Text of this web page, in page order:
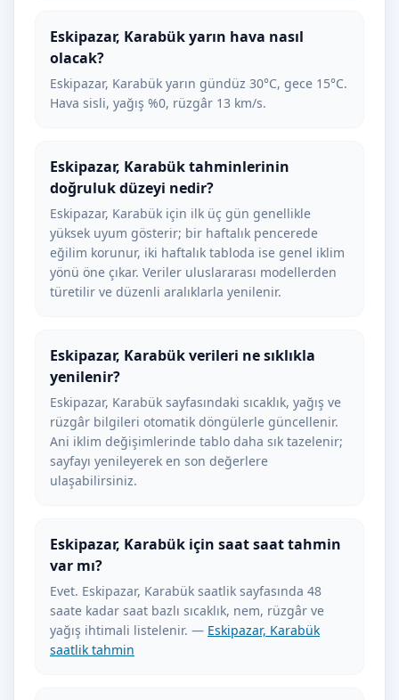
Eskipazar, Karabük yarın hava nasıl
olacak?
Eskipazar, Karabük yarın gündüz 30°C, gece 15°C.
Hava sisli, yağış %0, rüzgâr 13 km/s.
Eskipazar, Karabük tahminlerinin
doğruluk düzeyi nedir?
Eskipazar, Karabük için ilk üç gün genellikle
yüksek uyum gösterir; bir haftalık pencerede
eğilim korunur, iki haftalık tabloda ise genel iklim
yönü öne çıkar. Veriler uluslararası modellerden
türetilir ve düzenli aralıklarla yenilenir.
Eskipazar, Karabük verileri ne sıklıkla
yenilenir?
Eskipazar, Karabük sayfasındaki sıcaklık, yağış ve
rüzgâr bilgileri otomatik döngülerle güncellenir.
Ani iklim değişimlerinde tablo daha sık tazelenir;
sayfayı yenileyerek en son değerlere
ulaşabilirsiniz.
Eskipazar, Karabük için saat saat tahmin
var mı?
Evet. Eskipazar, Karabük saatlik sayfasında 48
saate kadar saat bazlı sıcaklık, nem, rüzgâr ve
yağış ihtimali listelenir. — Eskipazar, Karabük
saatlik tahmin